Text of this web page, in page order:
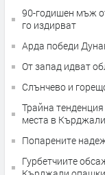
90-годишен мъж
го издирват
Арда победи
От запад идват
Слънчево и
Трайна
места в
Попарените
Гурбетчиите